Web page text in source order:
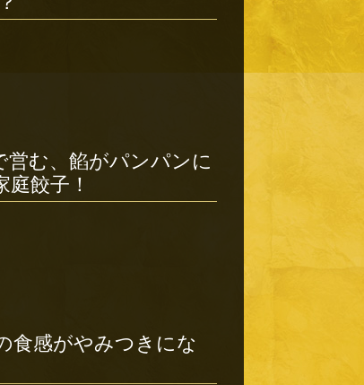
営む、餡がパンパンに
餃子！
食感がやみつきにな